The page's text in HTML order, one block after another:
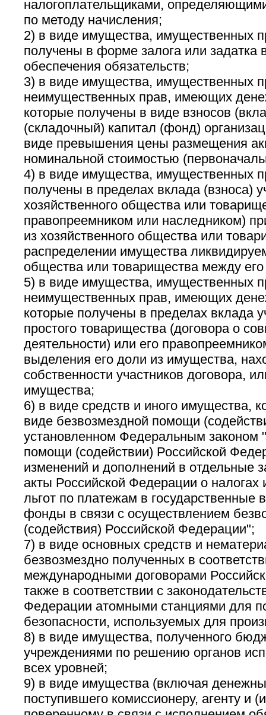
налогоплательщиками,
по методу начисления;
2) в виде имущества, имущественных
получены в форме залога или задатка
обеспечения обязательств;
3) в виде имущества, имущественных
неимущественных прав, имеющих
которые получены в виде взносов
(складочный) капитал (фонд)
виде превышения цены размещения
номинальной стоимостью
4) в виде имущества, имущественных
получены в пределах вклада (взноса)
хозяйственного общества или
правопреемником или наследником)
из хозяйственного общества или
распределении имущества
общества или товарищества между его
5) в виде имущества, имущественных
неимущественных прав, имеющих
которые получены в пределах вклада
простого товарищества (договора о
деятельности) или его
выделения его доли из имущества,
собственности участников договора,
имущества;
6) в виде средств и иного имущества,
виде безвозмездной помощи
установленном Федеральным законом
помощи (содействии) Российской
изменений и дополнений в отдельные
акты Российской Федерации о налогах
льгот по платежам в государственные
фонды в связи с осуществлением
(содействия) Российской Федерации";
7) в виде основных средств и
безвозмездно полученных в
международными договорами
также в соответствии с
Федерации атомными станциями для
безопасности, используемых для
8) в виде имущества, полученного
учреждениями по решению органов
всех уровней;
9) в виде имущества (включая
поступившего комиссионеру, агенту и